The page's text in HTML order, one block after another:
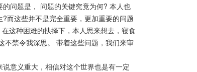
问题是， 问题的关键究竟为何? 本人也
而这些并不是完全重要，更加重要的问题
这种困难的抉择下，本人思来想去，寝食
不禁令我深思。 带着这些问题，我们来审
意义重大，相信对这个世界也是有一定